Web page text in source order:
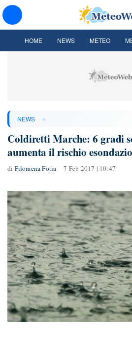
HOME NEWS METEO
NEWS »
Coldiretti Marche: 6 gradi
aumenta il rischio
di Filomena Fotia 7 Feb 2017 | 10:47